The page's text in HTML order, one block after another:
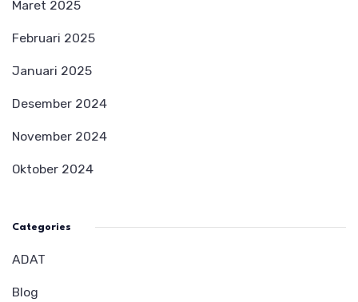
Maret 2025
Februari 2025
Januari 2025
Desember 2024
November 2024
Oktober 2024
Categories
ADAT
Blog